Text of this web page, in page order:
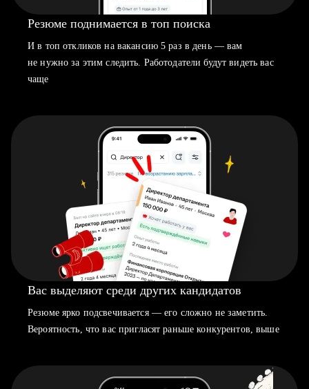
Резюме поднимается в топ поиска
И в топ откликов на вакансию 5 раз в день — вам
не нужно за этим следить. Работодатели будут видеть вас
чаще
Вас выделяют среди других кандидатов
Резюме ярко подсвечивается — его сложно не заметить.
Вероятность, что вас пригласят раньше конкурентов, выше